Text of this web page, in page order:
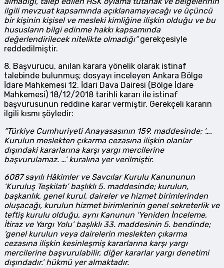
ilgili mevzuat kapsamında açıklanamayacağı ve üçüncü
bir kişinin kişisel ve mesleki kimliğine ilişkin olduğu ve bu
hususların bilgi edinme hakkı kapsamında
değerlendirilecek nitelikte olmadığı”gerekçesiyle
reddedilmiştir.
8. Başvurucu, anılan karara yönelik olarak istinaf
talebinde bulunmuş; dosyayı inceleyen Ankara Bölge
İdare Mahkemesi 12. İdari Dava Dairesi (Bölge İdare
Mahkemesi) 18/12/2018 tarihli kararı ile istinaf
başvurusunun reddine karar vermiştir. Gerekçeli kararın
ilgili kısmı şöyledir:
“Türkiye Cumhuriyeti Anayasasının 159. maddesinde; ‘….
Kurulun meslekten çıkarma cezasına ilişkin olanlar
dışındaki kararlarına karşı yargı mercilerine
başvurulamaz. …’ kuralına yer verilmiştir.
6087 sayılı Hâkimler ve Savcılar Kurulu Kanununun
‘Kuruluş Teşkilatı’ başlıklı 5. maddesinde; kurulun,
başkanlık, genel kurul, daireler ve hizmet birimlerinden
oluşacağı, kurulun hizmet birimlerinin genel sekreterlik ve
teftiş kurulu olduğu, aynı Kanunun ‘Yeniden İnceleme,
İtiraz ve Yargı Yolu’ başlıklı 33. maddesinin 5. bendinde;
‘genel kurulun veya dairelerin meslekten çıkarma
cezasına ilişkin kesinleşmiş kararlarına karşı yargı
mercilerine başvurulabilir, diğer kararlar yargı denetimi
dışındadır.’ hükmü yer almaktadır.